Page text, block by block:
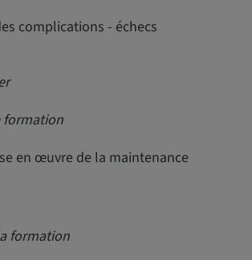
complications - échecs
formation
en œuvre de la maintenance
formation